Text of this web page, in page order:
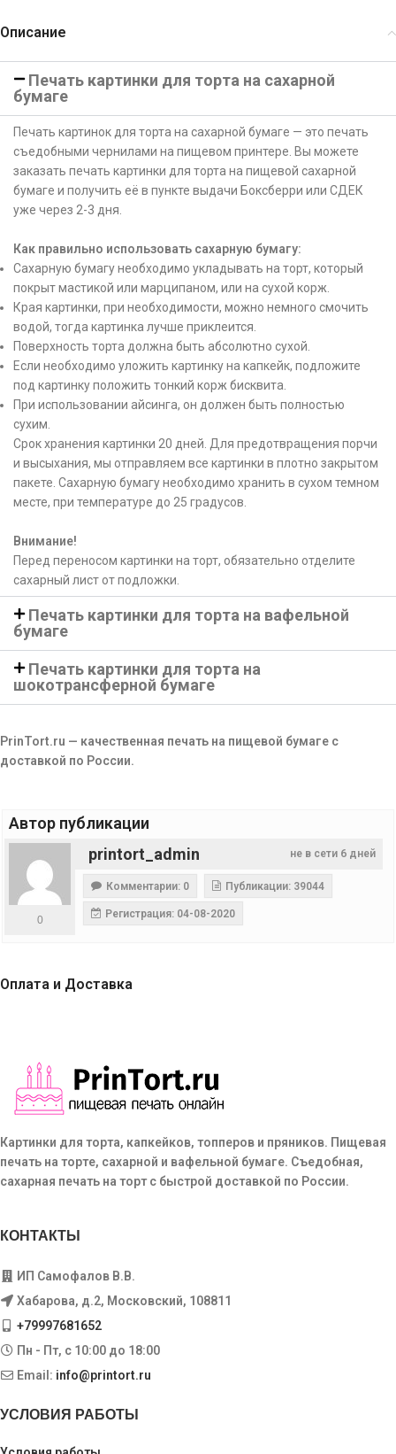
Описание
Печать картинки для торта на сахарной
бумаге
Печать картинок для торта на сахарной бумаге — это печать
съедобными чернилами на пищевом принтере. Вы можете
заказать печать картинки для торта на пищевой сахарной
бумаге и получить её в пункте выдачи Боксберри или СДЕК
уже через 2-3 дня.
Как правильно использовать сахарную бумагу:
Сахарную бумагу необходимо укладывать на торт, который
покрыт мастикой или марципаном, или на сухой корж.
Края картинки, при необходимости, можно немного смочить
водой, тогда картинка лучше приклеится.
Поверхность торта должна быть абсолютно сухой.
Если необходимо уложить картинку на капкейк, подложите
под картинку положить тонкий корж бисквита.
При использовании айсинга, он должен быть полностью
сухим.
Срок хранения картинки 20 дней. Для предотвращения порчи
и высыхания, мы отправляем все картинки в плотно закрытом
пакете. Сахарную бумагу необходимо хранить в сухом темном
месте, при температуре до 25 градусов.
Внимание!
Перед переносом картинки на торт, обязательно отделите
сахарный лист от подложки.
Печать картинки для торта на вафельной
бумаге
Печать картинки для торта на
шокотрансферной бумаге
PrinTort.ru — качественная печать на пищевой бумаге с
доставкой по России.
Автор публикации
не в сети 6 дней
printort_admin
0
Комментарии: 0 Публикации: 39044
Регистрация: 04-08-2020
Оплата и Доставка
Картинки для торта, капкейков, топперов и пряников. Пищевая
печать на торте, сахарной и вафельной бумаге. Съедобная,
сахарная печать на торт с быстрой доставкой по России.
КОНТАКТЫ
ИП Самофалов В.В.
Хабарова, д.2, Московский, 108811
+79997681652
Пн - Пт, с 10:00 до 18:00
Email: info@printort.ru
УСЛОВИЯ РАБОТЫ